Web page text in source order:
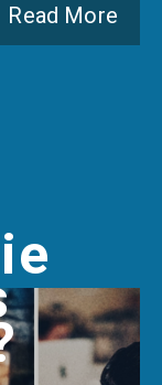
Read More